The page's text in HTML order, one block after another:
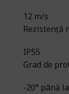
12 m/s
Rezistență
IP55
Grad de
-20° până